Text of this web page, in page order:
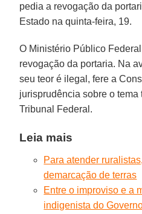
pedia a revogação da
Estado na quinta-feira, 19.
O Ministério Público
revogação da portaria. Na
seu teor é ilegal, fere a
jurisprudência sobre o
Tribunal Federal.
Leia mais
Para atender
demarcação de terras
Entre o improviso e a
indigenista do